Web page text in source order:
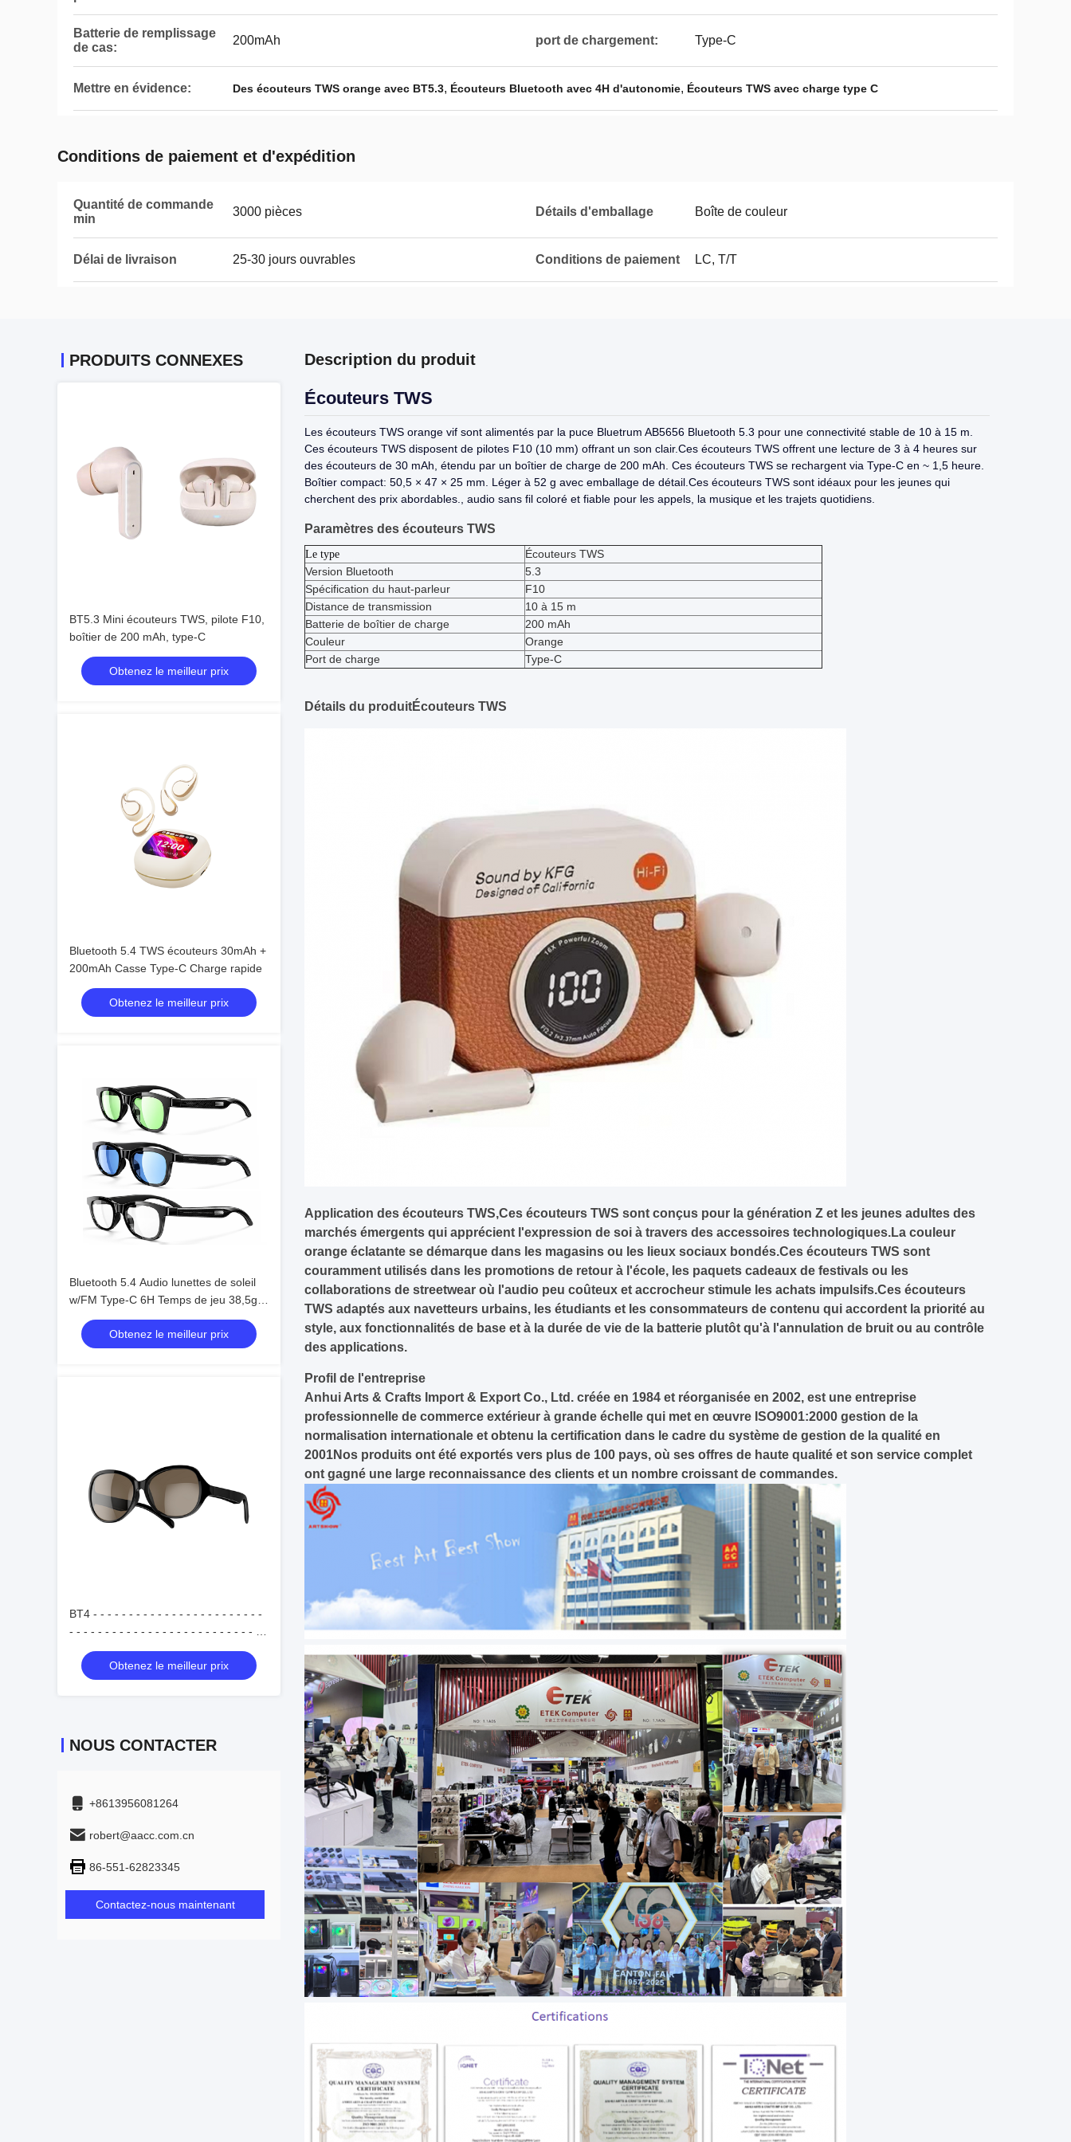
Batterie de remplissage
de cas:
200mAh port de chargement: Type-C
Mettre en évidence: Des écouteurs TWS orange avec BT5.3, Écouteurs Bluetooth avec 4H d'autonomie, Écouteurs TWS avec charge type C
Conditions de paiement et d'expédition
Quantité de commande
min
3000 pièces Détails d'emballage Boîte de couleur
Délai de livraison 25-30 jours ouvrables Conditions de paiement LC, T/T
PRODUITS CONNEXES
BT5.3 Mini écouteurs TWS, pilote F10,
boîtier de 200 mAh, type-C
Obtenez le meilleur prix
Bluetooth 5.4 TWS écouteurs 30mAh +
200mAh Casse Type-C Charge rapide
Obtenez le meilleur prix
Bluetooth 5.4 Audio lunettes de soleil
w/FM Type-C 6H Temps de jeu 38,5g
Léger Multicolore
Obtenez le meilleur prix
BT4 - - - - - - - - - - - - - - - - - - - - - - - -
- - - - - - - - - - - - - - - - - - - - - - - - - - - -
- - - - - - - - - - - - - - - - - - - - - - - - - - - -
- - - - - - - - - - - - - - - - - - -
Obtenez le meilleur prix
NOUS CONTACTER
+8613956081264
robert@aacc.com.cn
86-551-62823345
Contactez-nous maintenant
Description du produit
Écouteurs TWS
Les écouteurs TWS orange vif sont alimentés par la puce Bluetrum AB5656 Bluetooth 5.3 pour une connectivité stable de 10 à 15 m.
Ces écouteurs TWS disposent de pilotes F10 (10 mm) offrant un son clair.Ces écouteurs TWS offrent une lecture de 3 à 4 heures sur
des écouteurs de 30 mAh, étendu par un boîtier de charge de 200 mAh. Ces écouteurs TWS se rechargent via Type-C en ~ 1,5 heure.
Boîtier compact: 50,5 × 47 × 25 mm. Léger à 52 g avec emballage de détail.Ces écouteurs TWS sont idéaux pour les jeunes qui
cherchent des prix abordables., audio sans fil coloré et fiable pour les appels, la musique et les trajets quotidiens.
Paramètres des écouteurs TWS
Le type
Écouteurs TWS
Version Bluetooth
5.3
Spécification du haut-parleur
F10
Distance de transmission
10 à 15 m
Batterie de boîtier de charge
200 mAh
Couleur
Orange
Port de charge
Type-C
Détails du produitÉcouteurs TWS
Application des écouteurs TWS,Ces écouteurs TWS sont conçus pour la génération Z et les jeunes adultes des
marchés émergents qui apprécient l'expression de soi à travers des accessoires technologiques.La couleur
orange éclatante se démarque dans les magasins ou les lieux sociaux bondés.Ces écouteurs TWS sont
couramment utilisés dans les promotions de retour à l'école, les paquets cadeaux de festivals ou les
collaborations de streetwear où l'audio peu coûteux et accrocheur stimule les achats impulsifs.Ces écouteurs
TWS adaptés aux navetteurs urbains, les étudiants et les consommateurs de contenu qui accordent la priorité au
style, aux fonctionnalités de base et à la durée de vie de la batterie plutôt qu'à l'annulation de bruit ou au contrôle
des applications.
Profil de l'entreprise
Anhui Arts & Crafts Import & Export Co., Ltd. créée en 1984 et réorganisée en 2002, est une entreprise
professionnelle de commerce extérieur à grande échelle qui met en œuvre ISO9001:2000 gestion de la
normalisation internationale et obtenu la certification dans le cadre du système de gestion de la qualité en
2001Nos produits ont été exportés vers plus de 100 pays, où ses offres de haute qualité et son service complet
ont gagné une large reconnaissance des clients et un nombre croissant de commandes.